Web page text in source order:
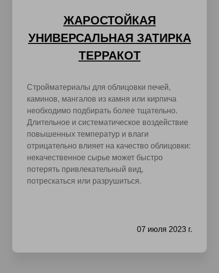
ЖАРОСТОЙКАЯ
УНИВЕРСАЛЬНАЯ ЗАТИРКА
ТЕРРАКОТ
Стройматериалы для облицовки печей,
каминов, мангалов из камня или кирпича
необходимо подбирать более тщательно.
Длительное и систематическое воздействие
повышенных температур и влаги
отрицательно влияет на качество облицовки:
некачественное сырье может быстро
потерять привлекательный вид,
потрескаться или разрушиться.
07 июля 2023 г.